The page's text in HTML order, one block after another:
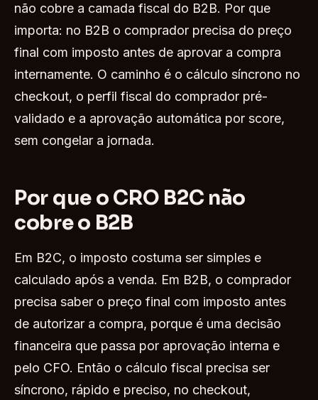
não cobre a camada fiscal do B2B. Por que
importa: no B2B o comprador precisa do preço
final com imposto antes de aprovar a compra
internamente. O caminho é o cálculo síncrono no
checkout, o perfil fiscal do comprador pré-
validado e a aprovação automática por score,
sem congelar a jornada.
Por que o CRO B2C não
cobre o B2B
Em B2C, o imposto costuma ser simples e
calculado após a venda. Em B2B, o comprador
precisa saber o preço final com imposto antes
de autorizar a compra, porque é uma decisão
financeira que passa por aprovação interna e
pelo CFO. Então o cálculo fiscal precisa ser
síncrono, rápido e preciso, no checkout,